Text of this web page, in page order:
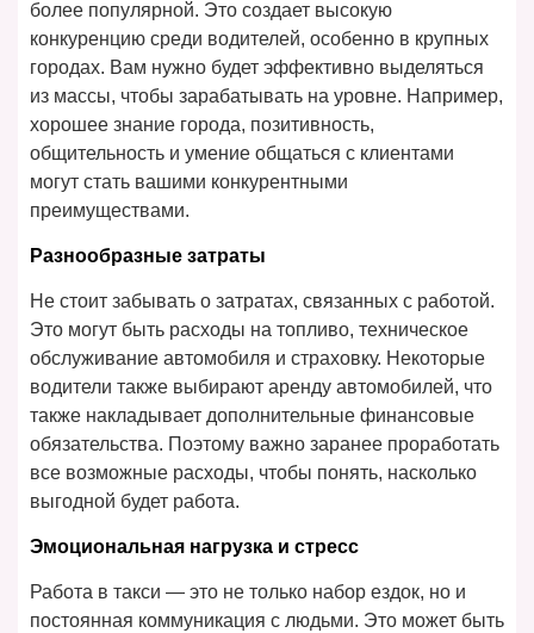
более популярной. Это создает высокую
конкуренцию среди водителей, особенно в крупных
городах. Вам нужно будет эффективно выделяться
из массы, чтобы зарабатывать на уровне. Например,
хорошее знание города, позитивность,
общительность и умение общаться с клиентами
могут стать вашими конкурентными
преимуществами.
Разнообразные затраты
Не стоит забывать о затратах, связанных с работой.
Это могут быть расходы на топливо, техническое
обслуживание автомобиля и страховку. Некоторые
водители также выбирают аренду автомобилей, что
также накладывает дополнительные финансовые
обязательства. Поэтому важно заранее проработать
все возможные расходы, чтобы понять, насколько
выгодной будет работа.
Эмоциональная нагрузка и стресс
Работа в такси — это не только набор ездок, но и
постоянная коммуникация с людьми. Это может быть